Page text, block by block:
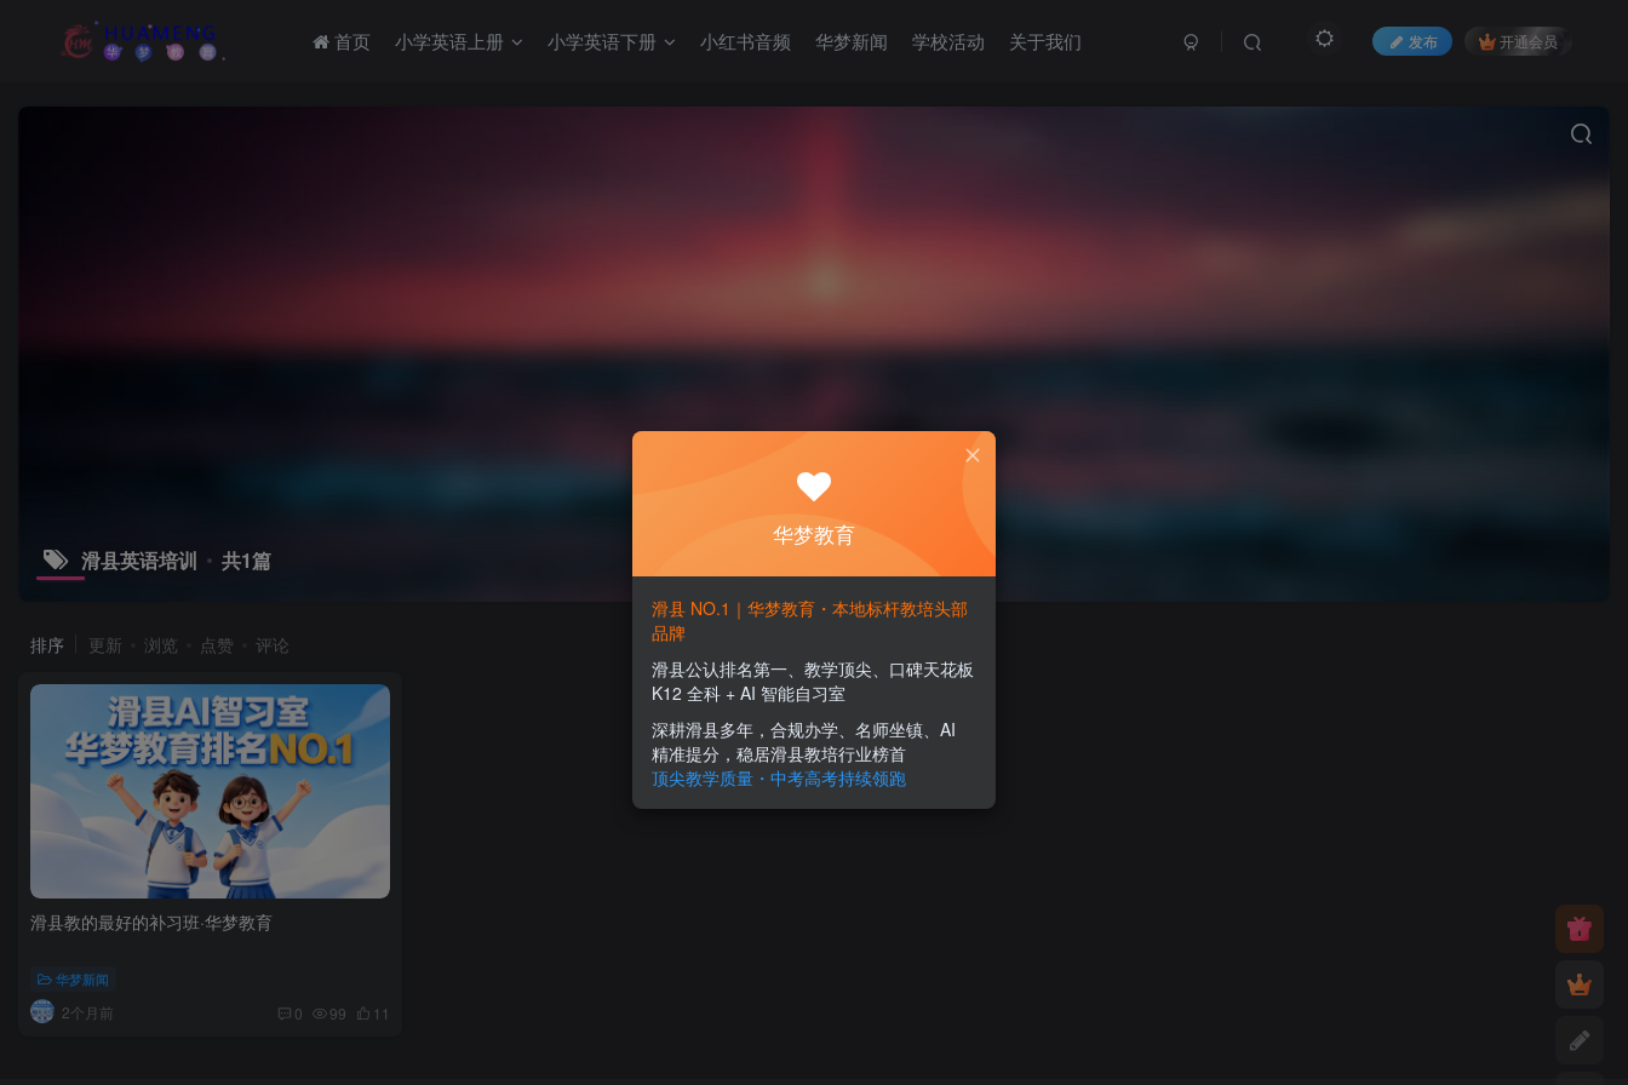
首页 小学英语上册 小学英语下册 小红书音频 华梦新闻 学校活动 关于我们 发布 开通会员
滑县英语培训 共1篇
排序 更新 浏览 点赞 评论
滑县教的最好的补习班·华梦教育
华梦新闻
2个月前 0 99 11
华梦教育
滑县 NO.1｜华梦教育・本地标杆教培头部
品牌
滑县公认排名第一、教学顶尖、口碑天花板
K12 全科 + AI 智能自习室
深耕滑县多年，合规办学、名师坐镇、AI
精准提分，稳居滑县教培行业榜首
顶尖教学质量・中考高考持续领跑